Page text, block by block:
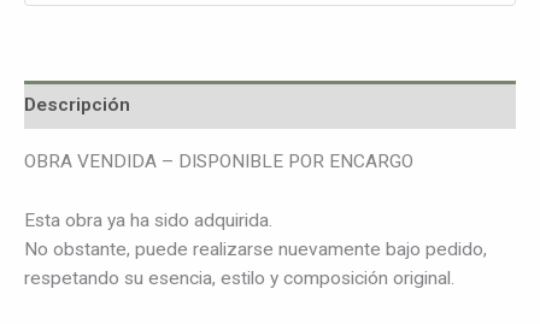
Descripción
OBRA VENDIDA – DISPONIBLE POR ENCARGO
Esta obra ya ha sido adquirida.
No obstante, puede realizarse nuevamente bajo pedido,
respetando su esencia, estilo y composición original.